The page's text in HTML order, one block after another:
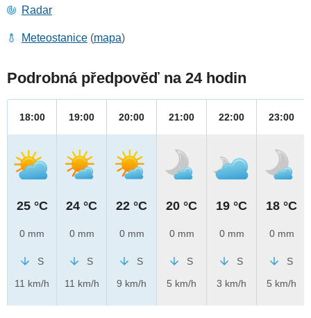
Radar
Meteostanice (mapa)
Podrobná předpověď na 24 hodin
18:00
25 °C
0 mm
S
11 km/h
19:00
24 °C
0 mm
S
11 km/h
20:00
22 °C
0 mm
S
9 km/h
21:00
20 °C
0 mm
S
5 km/h
22:00
19 °C
0 mm
S
3 km/h
23:00
18 °C
0 mm
S
5 km/h